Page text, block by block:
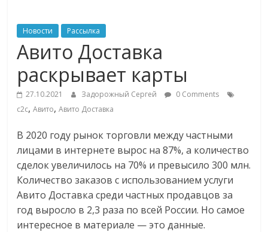
ритейле,
логистике,
технологиях,
соцсетях
Портал
об
онлайн-
торговле,
сервисах
для
Новости Рассылка
Авито Доставка
раскрывает карты
27.10.2021 Задорожный Сергей
0 Comments
c2c,Авито,Авито Доставка
В 2020 году рынок торговли между частными
лицами в интернете вырос на 87%, а количество
сделок увеличилось на 70% и превысило 300 млн.
Количество заказов с использованием услуги
Авито Доставка среди частных продавцов за
год выросло в 2,3 раза по всей России. Но самое
интересное в материале — это данные.